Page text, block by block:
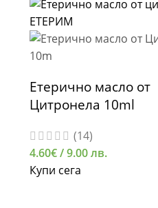
Етерично масло от
Цитронела 10ml
(14)
4.60€/ 9.00 лв.
Купи сега